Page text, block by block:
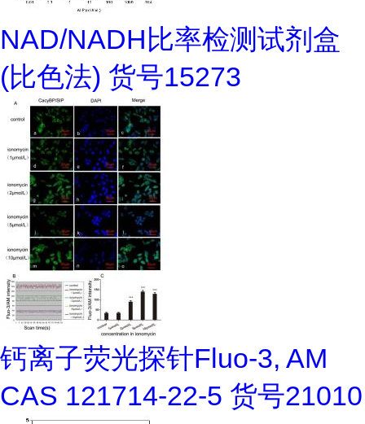
NAD/NADH比率检测试剂盒
(比色法) 货号15273
钙离子荧光探针Fluo-3, AM
CAS 121714-22-5 货号21010